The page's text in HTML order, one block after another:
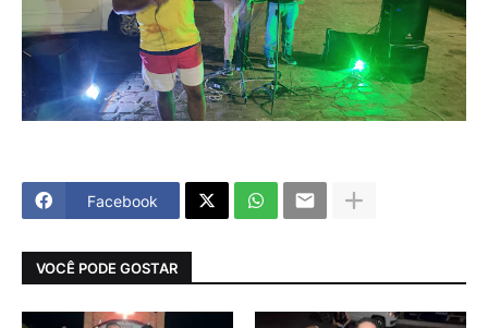
Facebook
VOCÊ PODE GOSTAR